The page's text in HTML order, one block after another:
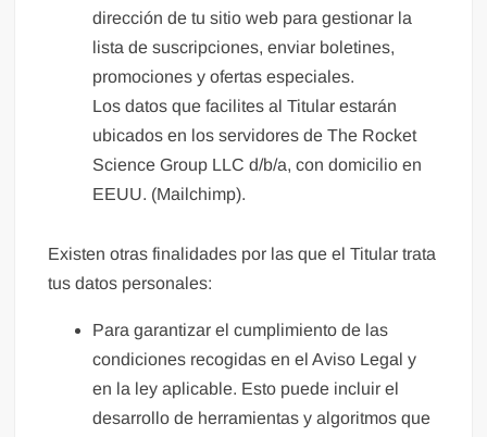
dirección de tu sitio web para gestionar la
lista de suscripciones, enviar boletines,
promociones y ofertas especiales.
Los datos que facilites al Titular estarán
ubicados en los servidores de The Rocket
Science Group LLC d/b/a, con domicilio en
EEUU. (Mailchimp).
Existen otras finalidades por las que el Titular trata
tus datos personales:
Para garantizar el cumplimiento de las
condiciones recogidas en el Aviso Legal y
en la ley aplicable. Esto puede incluir el
desarrollo de herramientas y algoritmos que